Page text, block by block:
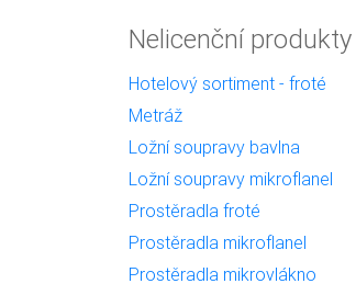
Nelicenční produkty
Hotelový sortiment - froté
Metráž
Ložní soupravy bavlna
Ložní soupravy mikroflanel
Prostěradla froté
Prostěradla mikroflanel
Prostěradla mikrovlákno